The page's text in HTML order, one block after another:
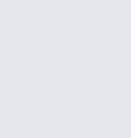
avec ce chargeur de
de CELLONIC.
une livraison rapide